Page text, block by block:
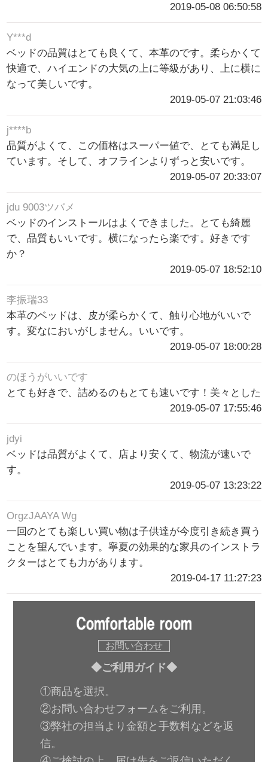
2019-05-08 06:50:58
Y***d
ベッドの品質はとても良くて、本革のです。柔らかくて
快適で、ハイエンドの大気の上に等級があり、上に横に
なって美しいです。
2019-05-07 21:03:46
j****b
品質がよくて、この価格はスーパー値で、とても満足し
ています。そして、オフラインよりずっと安いです。
2019-05-07 20:33:07
jdu 9003ツバメ
ベッドのインストールはよくできました。とても綺麗
で、品質もいいです。横になったら楽です。好きです
か？
2019-05-07 18:52:10
李振瑞33
本革のベッドは、皮が柔らかくて、触り心地がいいで
す。変なにおいがしません。いいです。
2019-05-07 18:00:28
のほうがいいです
とても好きで、詰めるのもとても速いです！美々とした
2019-05-07 17:55:46
jdyi
ベッドは品質がよくて、店より安くて、物流が速いで
す。
2019-05-07 13:23:22
OrgzJAAYA Wg
一回のとても楽しい買い物は子供達が今度引き続き買う
ことを望んでいます。寧夏の効果的な家具のインストラ
クターはとても力があります。
2019-04-17 11:27:23
お問い合わせ
◆ご利用ガイド◆
①商品を選択。
②お問い合わせフォームをご利用。
③弊社の担当より金額と手数料などを返
信。